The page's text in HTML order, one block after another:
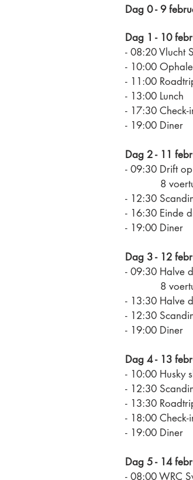
Dag 0 - 9
Dag 1 - 10
- 08:20 Vlucht
- 10:00
- 11:00
- 13:00 Lunch
- 17:30 Check-
- 19:00 Diner
Dag 2 - 11
- 09:30 Drift
8
- 12:30
- 16:30 Einde
- 19:00 Diner
Dag 3 - 12
- 09:30 Halve
8
- 13:30 Halve
- 12:30
- 19:00 Diner
Dag 4 - 13
- 10:00 Husky
- 12:30
- 13:30
- 18:00 Check-
- 19:00 Diner
Dag 5 - 14
- 08:00 WRC